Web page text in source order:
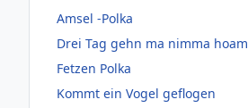
Amsel -Polka
Drei Tag gehn ma nimma hoam
Fetzen Polka
Kommt ein Vogel geflogen